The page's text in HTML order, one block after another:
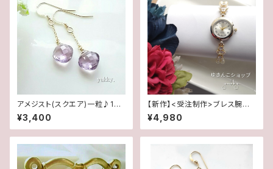
アメジスト(スクエア)一粒♪14k
gfピアス
¥3,400
【新作】<受注制作>ブレス腕時
計★キュービックジルコニア(ゴ
ールド)
¥4,980